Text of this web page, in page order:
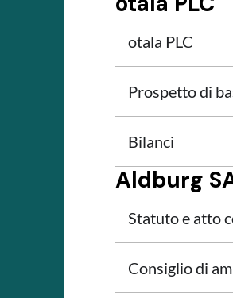
otala PLC
Prospetto di
Bilanci
Aldburg
Statuto e atto
Consiglio di